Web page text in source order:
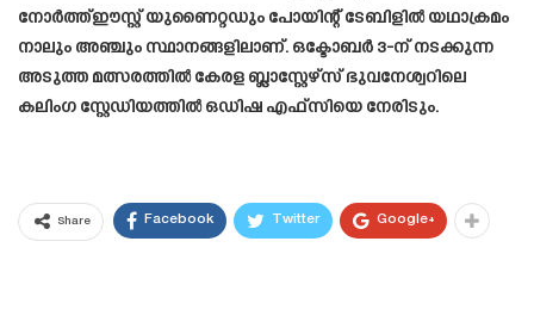
നോർത്ത്ഈസ്റ്റ് യുണൈറ്റഡും പോയിന്റ് ടേബിളിൽ യഥാക്രമം
നാലും അഞ്ചും സ്ഥാനങ്ങളിലാണ്. ഒക്ടോബർ 3-ന് നടക്കുന്ന
അടുത്ത മത്സരത്തിൽ കേരള ബ്ലാസ്റ്റേഴ്‌സ് ഭുവനേശ്വറിലെ
കലിംഗ സ്റ്റേഡിയത്തിൽ ഒഡിഷ എഫ്‌സിയെ നേരിടും.
Share Facebook Twitter Google+